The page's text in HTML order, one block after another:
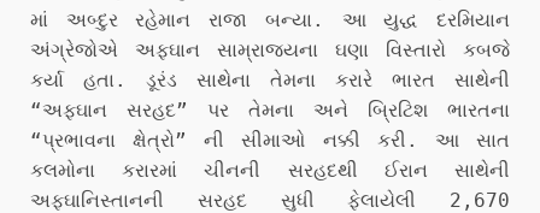
માં અબ્દુર રહેમાન રાજા બન્યા. આ યુદ્ધ દરમિયાન
અંગ્રેજોએ અફઘાન સામ્રાજ્યના ઘણા વિસ્તારો કબજે
કર્યા હતા. ડૂરંડ સાથેના તેમના કરારે ભારત સાથેની
“અફઘાન સરહદ” પર તેમના અને બ્રિટિશ ભારતના
“પ્રભાવના ક્ષેત્રો” ની સીમાઓ નક્કી કરી. આ સાત
કલમોના કરારમાં ચીનની સરહદથી ઈરાન સાથેની
અફઘાનિસ્તાનની સરહદ સુધી ફેલાયેલી 2,670